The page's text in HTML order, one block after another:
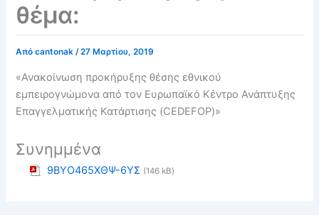
θέμα:
Απόcantonak/27 Μαρτίου, 2019
«Ανακοίνωση προκήρυξης θέσης εθνικού
εμπειρογνώμονα από τον Ευρωπαϊκό Κέντρο Ανάπτυξης
Επαγγελματικής Κατάρτισης (CEDEFOP)»
Συνημμένα
9ΒΥΟ465ΧΘΨ-6ΥΣ (146 kB)